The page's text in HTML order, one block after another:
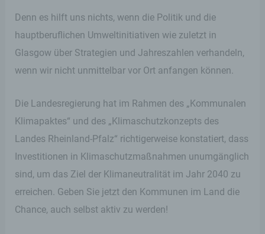
Denn es hilft uns nichts, wenn die Politik und die
hauptberuflichen Umweltinitiativen wie zuletzt in
Glasgow über Strategien und Jahreszahlen verhandeln,
wenn wir nicht unmittelbar vor Ort anfangen können.
Die Landesregierung hat im Rahmen des „Kommunalen
Klimapaktes“ und des „Klimaschutzkonzepts des
Landes Rheinland-Pfalz“ richtigerweise konstatiert, dass
Investitionen in Klimaschutzmaßnahmen unumgänglich
sind, um das Ziel der Klimaneutralität im Jahr 2040 zu
erreichen. Geben Sie jetzt den Kommunen im Land die
Chance, auch selbst aktiv zu werden!